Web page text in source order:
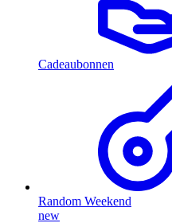
Cadeaubonnen
Random Weekend
new